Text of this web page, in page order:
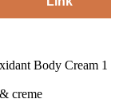
Body Cream 1
creme